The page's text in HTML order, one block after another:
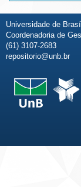
Universidade de
Coordenadoria de
(61) 3107-2683
repositorio@unb.br